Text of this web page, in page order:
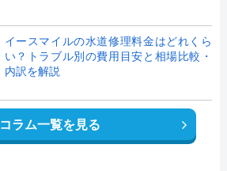
イースマイルの水道修理料金はどれくら
い？トラブル別の費用目安と相場比較・
内訳を解説
コラム一覧を見る